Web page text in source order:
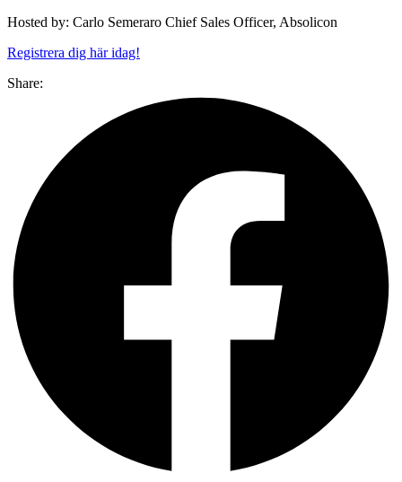
Hosted by: Carlo Semeraro Chief Sales Officer, Absolicon
Registrera dig här idag!
Share: